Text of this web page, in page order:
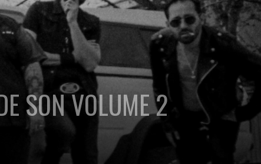
SON VOLUME 2